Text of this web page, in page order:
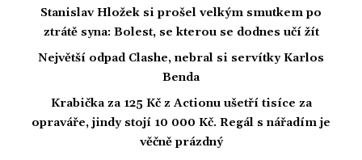
Stanislav Hložek si prošel velkým smutkem po
ztrátě syna: Bolest, se kterou se dodnes učí žít
Největší odpad Clashe, nebral si servítky Karlos
Benda
Krabička za 125 Kč z Actionu ušetří tisíce za
opraváře, jindy stojí 10 000 Kč. Regál s nářadím je
věčně prázdný